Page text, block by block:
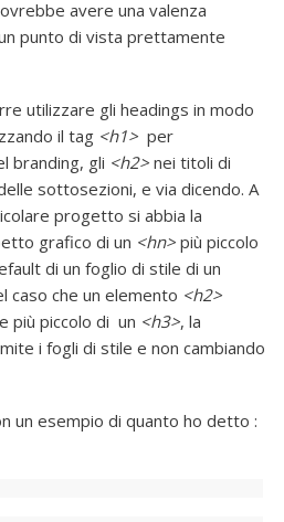
avere una valenza
punto di vista prettamente
utilizzare gli headings in modo
il tag <h1> per
branding, gli <h2> nei titoli di
sottosezioni, e via dicendo. A
progetto si abbia la
grafico di un <hn> più piccolo
di un foglio di stile di un
caso che un elemento <h2>
più piccolo di un <h3>, la
i fogli di stile e non cambiando
un esempio di quanto ho detto :